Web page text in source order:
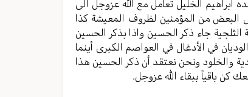
ابراهيم الخليل تعامل مع الله عزوجل الى
البعض من المؤمنين لظروف المعيشة كذا
الثلجية جاء ذكر الحسين واذا بذكر الحسين
في الأدغال في العواصم الكبرى أينما
والخلود ونحن نعتقد أن ذكر الحسين هذا
كن باقياً ببقاء الله عزوجل.